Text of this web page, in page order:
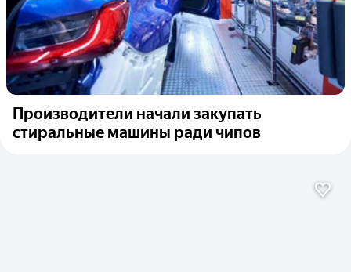
Производители начали закупать
стиральные машины ради чипов